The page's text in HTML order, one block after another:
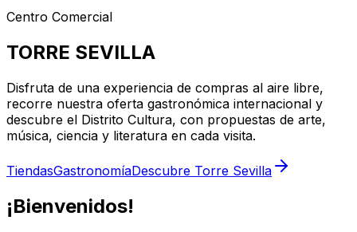
Centro Comercial
TORRE SEVILLA
Disfruta de una experiencia de compras al aire libre,
recorre nuestra oferta gastronómica internacional y
descubre el Distrito Cultura, con propuestas de arte,
música, ciencia y literatura en cada visita.
TiendasGastronomíaDescubre Torre Sevilla
¡Bienvenidos!